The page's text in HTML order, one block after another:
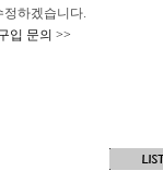
정하겠습니다.
입 문의 >>